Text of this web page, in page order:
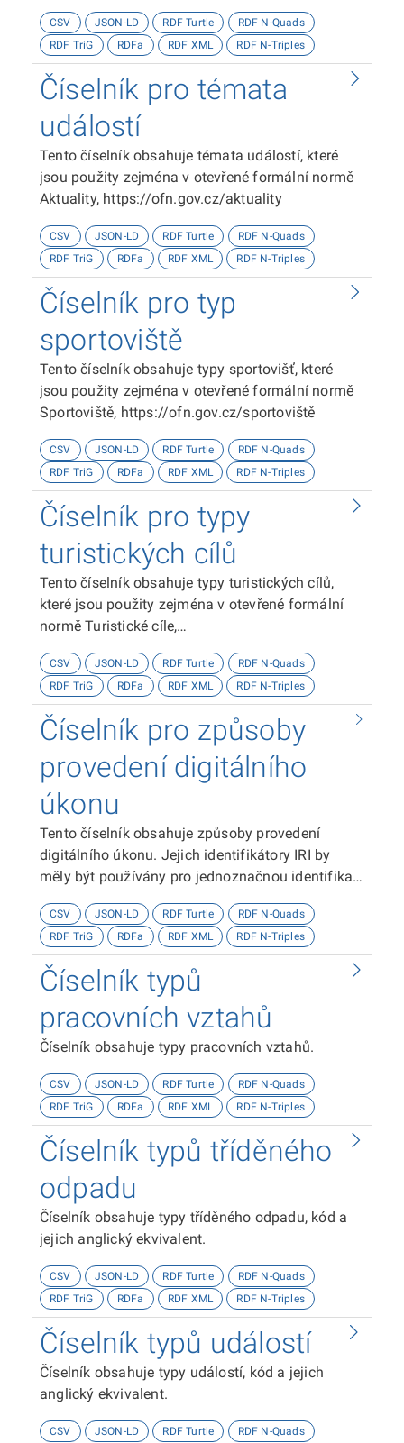
http://presbariery.cz/cz/mapovani-
barierovosti/metodika.
CSV JSON-LD RDF Turtle
RDF N-Quads
RDF TriG
RDFa RDF XML RDF N-Triples
Číselník pro témata
událostí
Tento číselník obsahuje témata událostí, které
jsou použity zejména v otevřené formální normě
Aktuality, https://ofn.gov.cz/aktuality
CSV JSON-LD RDF Turtle
RDF N-Quads
RDF TriG
RDFa RDF XML RDF N-Triples
Číselník pro typ
sportoviště
Tento číselník obsahuje typy sportovišť, které
jsou použity zejména v otevřené formální normě
Sportoviště, https://ofn.gov.cz/sportoviště
CSV JSON-LD RDF Turtle
RDF N-Quads
RDF TriG
RDFa RDF XML RDF N-Triples
Číselník pro typy
turistických cílů
Tento číselník obsahuje typy turistických cílů,
které jsou použity zejména v otevřené formální
normě Turistické cíle,
CSV JSON-LD RDF Turtle
RDF N-Quads
RDF TriG
RDFa RDF XML RDF N-Triples
Číselník pro způsoby
provedení digitálního
úkonu
Tento číselník obsahuje způsoby provedení
digitálního úkonu. Jejich identifikátory IRI by
měly být používány pro jednoznačnou identifikaci
CSV JSON-LD RDF Turtle
RDF N-Quads
RDF TriG
RDFa RDF XML RDF N-Triples
Číselník typů
pracovních vztahů
Číselník obsahuje typy pracovních vztahů.
CSV JSON-LD RDF Turtle
RDF N-Quads
RDF TriG
RDFa RDF XML RDF N-Triples
Číselník typů tříděného
odpadu
Číselník obsahuje typy tříděného odpadu, kód a
jejich anglický ekvivalent.
CSV JSON-LD RDF Turtle
RDF N-Quads
RDF TriG
RDFa RDF XML RDF N-Triples
Číselník typů událostí
Číselník obsahuje typy událostí, kód a jejich
anglický ekvivalent.
CSV JSON-LD RDF Turtle
RDF N-Quads